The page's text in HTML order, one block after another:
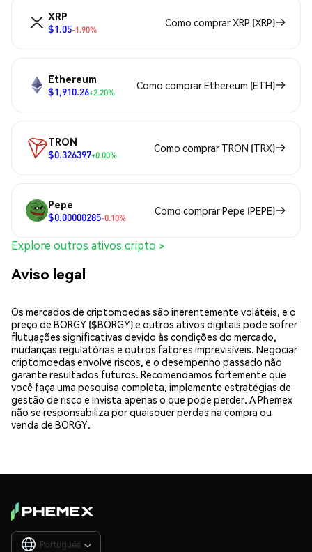
XRP
$1.05-1.90%
Como comprar XRP (XRP)
Ethereum
$1,910.26+2.20%
Como comprar Ethereum (ETH)
TRON
$0.326397+0.00%
Como comprar TRON (TRX)
Pepe
$0.00000285-0.10%
Como comprar Pepe (PEPE)
Explore outros ativos cripto >
Aviso legal
Os mercados de criptomoedas são inerentemente voláteis, e o
preço de BORGY ($BORGY) e outros ativos digitais pode sofrer
flutuações significativas devido às condições do mercado,
mudanças regulatórias e outros fatores imprevisíveis. Negociar
criptomoedas envolve riscos, e o desempenho passado não
garante resultados futuros. Recomendamos fortemente que
você faça uma pesquisa completa, implemente estratégias de
gestão de risco e invista apenas o que pode perder. A Phemex
não se responsabiliza por quaisquer perdas na compra ou
venda de BORGY.
Português 